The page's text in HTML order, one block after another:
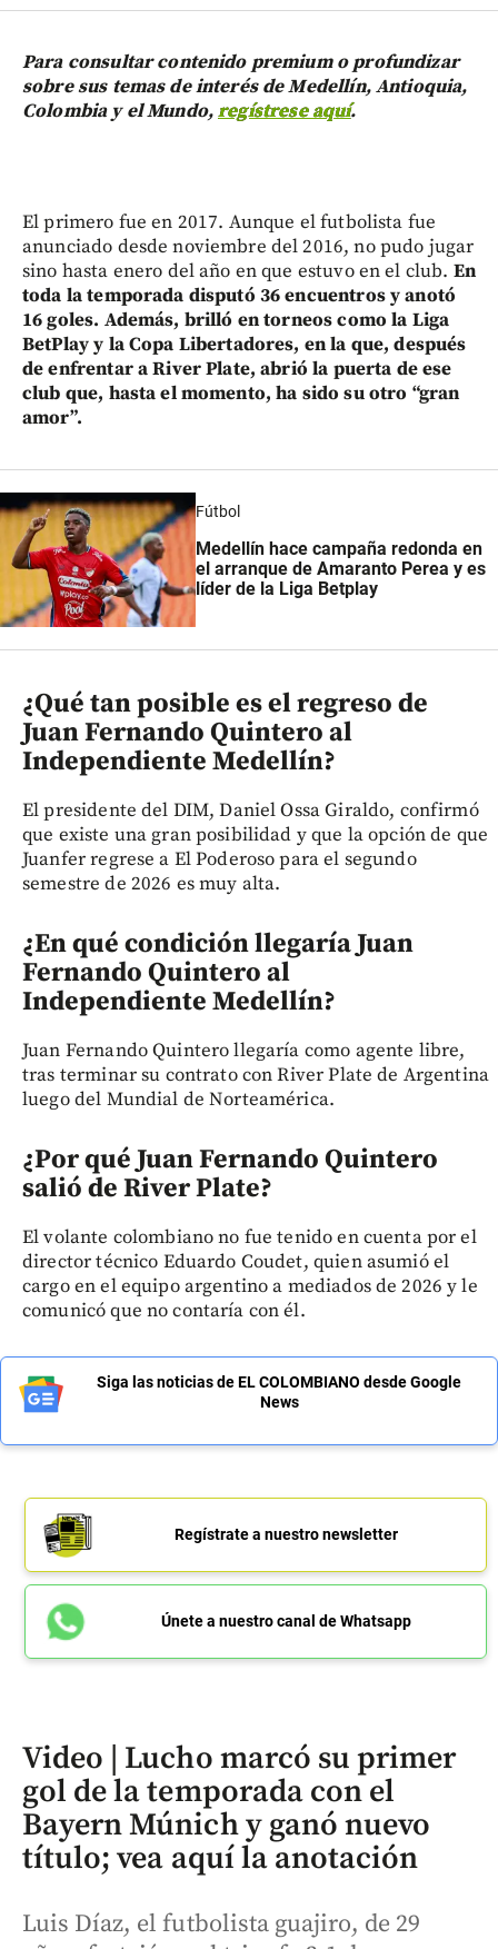
Para consultar contenido premium o profundizar
sobre sus temas de interés de Medellín, Antioquia,
Colombia y el Mundo,regístrese aquí.
El primero fue en 2017. Aunque el futbolista fue
anunciado desde noviembre del 2016, no pudo jugar
sino hasta enero del año en que estuvo en el club. En
toda la temporada disputó 36 encuentros y anotó
16 goles. Además, brilló en torneos como la Liga
BetPlay y la Copa Libertadores, en la que, después
de enfrentar a River Plate, abrió la puerta de ese
club que, hasta el momento, ha sido su otro “gran
amor”.
Fútbol
Medellín hace campaña redonda en
el arranque de Amaranto Perea y es
líder de la Liga Betplay
¿Qué tan posible es el regreso de
Juan Fernando Quintero al
Independiente Medellín?
El presidente del DIM, Daniel Ossa Giraldo, confirmó
que existe una gran posibilidad y que la opción de que
Juanfer regrese a El Poderoso para el segundo
semestre de 2026 es muy alta.
¿En qué condición llegaría Juan
Fernando Quintero al
Independiente Medellín?
Juan Fernando Quintero llegaría como agente libre,
tras terminar su contrato con River Plate de Argentina
luego del Mundial de Norteamérica.
¿Por qué Juan Fernando Quintero
salió de River Plate?
El volante colombiano no fue tenido en cuenta por el
director técnico Eduardo Coudet, quien asumió el
cargo en el equipo argentino a mediados de 2026 y le
comunicó que no contaría con él.
Siga las noticias de EL COLOMBIANO desde Google
News
Regístrate a nuestro newsletter
Únete a nuestro canal de Whatsapp
Video | Lucho marcó su primer
gol de la temporada con el
Bayern Múnich y ganó nuevo
título; vea aquí la anotación
Luis Díaz, el futbolista guajiro, de 29